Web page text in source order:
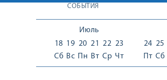
СОБЫТИЯ
Июль
18
Сб
19
Вс
20
Пн
21
Вт
22
Ср
23
Чт
24
Пт
25
Сб